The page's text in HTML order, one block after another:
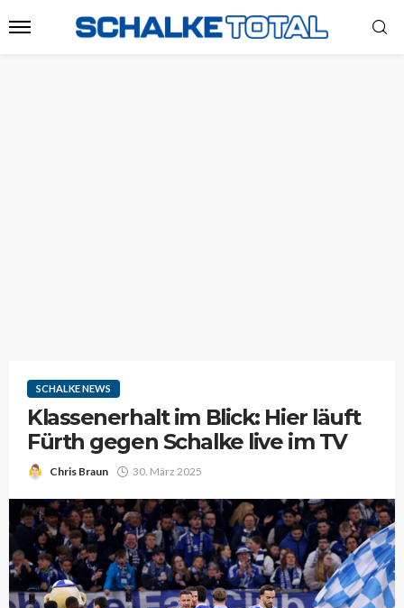
SCHALKE NEWS
Klassenerhalt im Blick: Hier läuft
Fürth gegen Schalke live im TV
Chris Braun 30. März 2025